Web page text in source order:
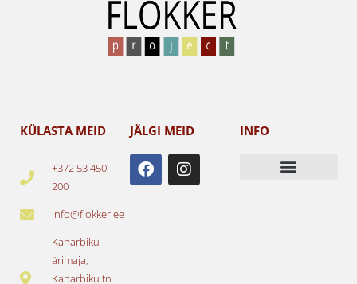
KÜLASTA MEID
+372 53 450
200
info@flokker.ee
Kanarbiku
ärimaja,
Kanarbiku tn
JÄLGI MEID
F
a
c
I
n
s
INFO